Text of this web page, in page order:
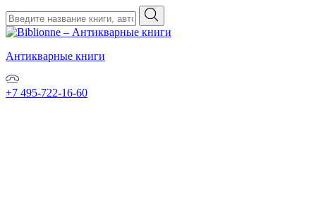
Антикварные книги
+7 495-722-16-60